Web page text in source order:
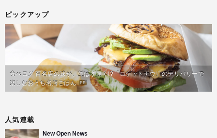
ピックアップ
食べログ 百名店の味が、並ばず届く!?「ロケットナウ」のデリバリーで
楽しむおうち名店ごはん PR
人気連載
New Open News